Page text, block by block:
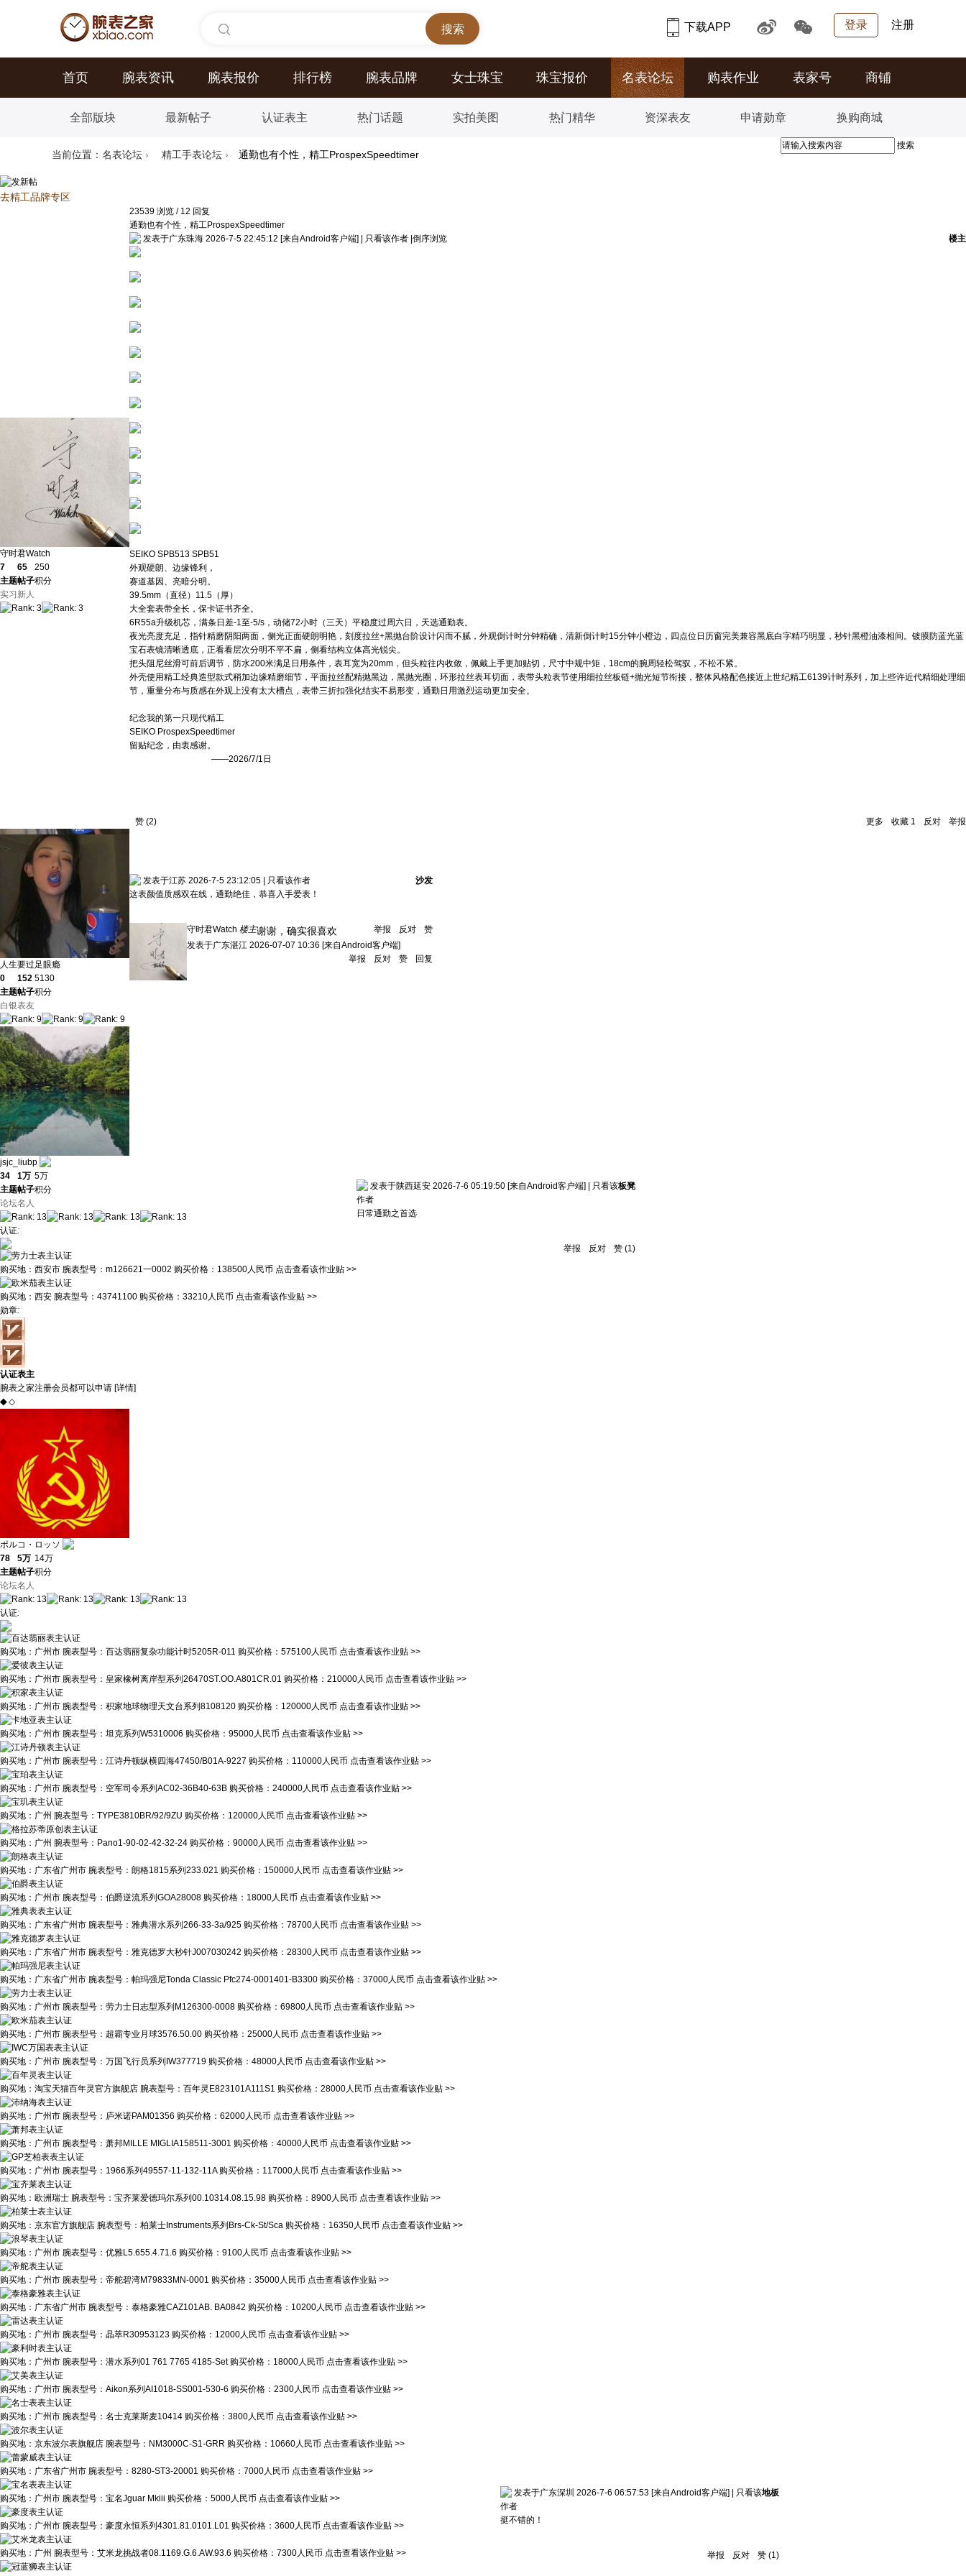
登录 注册
下载APP
首页 腕表资讯 腕表报价 排行榜 腕表品牌 女士珠宝 珠宝报价 名表论坛 购表作业 表家号 商铺
全部版块 最新帖子 认证表主 热门话题 实拍美图 热门精华 资深表友 申请勋章 换购商城
当前位置： 名表论坛 › 精工手表论坛 › 通勤也有个性，精工ProspexSpeedtimer
搜索
去精工品牌专区
守时君Watch
7
主题
65
帖子
250
积分
实习新人
23539 浏览 / 12 回复
通勤也有个性，精工ProspexSpeedtimer
楼主
发表于广东珠海 2026-7-5 22:45:12 [来自Android客户端] 只看该作者 倒序浏览
SEIKO SPB513 SPB51
​外观硬朗、边缘锋利，
赛道基因、亮暗分明。
​39.5mm（直径）11.5（厚）
大全套​表带全长，保卡证书齐全。
​6R55a升级机芯，满条日差-1至-5/s，动储72小时（三天）平稳度过周六日，天选通勤表。
夜光亮度充足，指针精磨阴阳两面，侧光正面硬朗明艳，刻度拉丝+黑抛台阶设计闪而不腻，外观倒计时分钟精确，清新倒计时15分钟小橙边，四点位日历窗完美兼容黑底白字精巧明显，秒针黑橙油漆相间。镀膜防蓝光蓝
宝石表镜清晰透底，正看看层次分明不平不扁，侧看结构立体高光锐尖。
把头阻尼丝滑可前后调节，防水200米满足日用条件，表耳宽为20mm，但头粒往内收敛，佩戴上手更加贴切，尺寸中规中矩，18cm的腕周轻松驾驭，不松不紧。
外壳使用精工经典造型款式稍加边缘精磨细节，平面拉丝配精抛黑边，黑抛光圈，环形拉丝表耳切面，表带头粒表节使用细拉丝板链+抛光短节衔接，整体风格配色接近上世纪精工6139计时系列，加上些许近代精细处理细
节，重量分布与质感在外观上没有太大槽点，表带三折扣强化结实不易形变，通勤日用激烈运动更加安全。
​纪念我的第一只现代精工
SEIKO ProspexSpeedtimer
留贴纪念，由衷感谢。
——2026/7/1日
赞 (2) 更多 收藏 1 反对 举报
人生要过足眼瘾
0
主题
152
帖子
5130
积分
白银表友
沙发
发表于江苏 2026-7-5 23:12:05
只看该作者
这表颜值质感双在线，通勤绝佳，恭喜入手爱表！
举报 反对 赞
守时君Watch 楼主谢谢，确实很喜欢
发表于广东湛江 2026-07-07 10:36 [来自Android客户端]
举报
反对 赞 回复
jsjc_liubp
34
主题
1万
帖子
5万
积分
论坛名人
认证:
购买地： 西安市 腕表型号： m126621一0002 购买价格： 138500人民币 点击查看该作业贴 >>
购买地： 西安 腕表型号： 43741100 购买价格： 33210人民币 点击查看该作业贴 >>
勋章:
认证表主
腕表之家注册会员都可以申请 [详情]
◆ ◇
板凳
发表于陕西延安 2026-7-6 05:19:50 [来自Android客户端]
只看该
作者
日常通勤之首选
举报 反对 赞 (1)
ポルコ・ロッソ
78
主题
5万
帖子
14万
积分
论坛名人
认证:
购买地： 广州市 腕表型号： 百达翡丽复杂功能计时5205R-011 购买价格： 575100人民币 点击查看该作业贴 >>
购买地： 广州市 腕表型号： 皇家橡树离岸型系列26470ST.OO.A801CR.01 购买价格： 210000人民币 点击查看该作业贴 >>
购买地： 广州市 腕表型号： 积家地球物理天文台系列8108120 购买价格： 120000人民币 点击查看该作业贴 >>
购买地： 广州市 腕表型号： 坦克系列W5310006 购买价格： 95000人民币 点击查看该作业贴 >>
购买地： 广州市 腕表型号： 江诗丹顿纵横四海47450/B01A-9227 购买价格： 110000人民币 点击查看该作业贴 >>
购买地： 广州市 腕表型号： 空军司令系列AC02-36B40-63B 购买价格： 240000人民币 点击查看该作业贴 >>
购买地： 广州 腕表型号： TYPE3810BR/92/9ZU 购买价格： 120000人民币 点击查看该作业贴 >>
购买地： 广州 腕表型号： Pano1-90-02-42-32-24 购买价格： 90000人民币 点击查看该作业贴 >>
购买地： 广东省广州市 腕表型号： 朗格1815系列233.021 购买价格： 150000人民币 点击查看该作业贴 >>
购买地： 广州市 腕表型号： 伯爵逆流系列GOA28008 购买价格： 18000人民币 点击查看该作业贴 >>
购买地： 广东省广州市 腕表型号： 雅典潜水系列266-33-3a/925 购买价格： 78700人民币 点击查看该作业贴 >>
购买地： 广东省广州市 腕表型号： 雅克德罗大秒针J007030242 购买价格： 28300人民币 点击查看该作业贴 >>
购买地： 广东省广州市 腕表型号： 帕玛强尼Tonda Classic Pfc274-0001401-B3300 购买价格： 37000人民币 点击查看该作业贴 >>
购买地： 广州市 腕表型号： 劳力士日志型系列M126300-0008 购买价格： 69800人民币 点击查看该作业贴 >>
购买地： 广州市 腕表型号： 超霸专业月球3576.50.00 购买价格： 25000人民币 点击查看该作业贴 >>
购买地： 广州市 腕表型号： 万国飞行员系列IW377719 购买价格： 48000人民币 点击查看该作业贴 >>
购买地： 淘宝天猫百年灵官方旗舰店 腕表型号： 百年灵E823101A111S1 购买价格： 28000人民币 点击查看该作业贴 >>
购买地： 广州市 腕表型号： 庐米诺PAM01356 购买价格： 62000人民币 点击查看该作业贴 >>
购买地： 广州市 腕表型号： 萧邦MILLE MIGLIA158511-3001 购买价格： 40000人民币 点击查看该作业贴 >>
购买地： 广州市 腕表型号： 1966系列49557-11-132-11A 购买价格： 117000人民币 点击查看该作业贴 >>
购买地： 欧洲瑞士 腕表型号： 宝齐莱爱德玛尔系列00.10314.08.15.98 购买价格： 8900人民币 点击查看该作业贴 >>
购买地： 京东官方旗舰店 腕表型号： 柏莱士Instruments系列Brs-Ck-St/Sca 购买价格： 16350人民币 点击查看该作业贴 >>
购买地： 广州市 腕表型号： 优雅L5.655.4.71.6 购买价格： 9100人民币 点击查看该作业贴 >>
购买地： 广州市 腕表型号： 帝舵碧湾M79833MN-0001 购买价格： 35000人民币 点击查看该作业贴 >>
购买地： 广东省广州市 腕表型号： 泰格豪雅CAZ101AB. BA0842 购买价格： 10200人民币 点击查看该作业贴 >>
购买地： 广州市 腕表型号： 晶萃R30953123 购买价格： 12000人民币 点击查看该作业贴 >>
购买地： 广州市 腕表型号： 潜水系列01 761 7765 4185-Set 购买价格： 18000人民币 点击查看该作业贴 >>
购买地： 广州市 腕表型号： Aikon系列AI1018-SS001-530-6 购买价格： 2300人民币 点击查看该作业贴 >>
购买地： 广州市 腕表型号： 名士克莱斯麦10414 购买价格： 3800人民币 点击查看该作业贴 >>
购买地： 京东波尔表旗舰店 腕表型号： NM3000C-S1-GRR 购买价格： 10660人民币 点击查看该作业贴 >>
购买地： 广东省广州市 腕表型号： 8280-ST3-20001 购买价格： 7000人民币 点击查看该作业贴 >>
购买地： 广州市 腕表型号： 宝名Jguar Mkiii 购买价格： 5000人民币 点击查看该作业贴 >>
购买地： 广州市 腕表型号： 豪度永恒系列4301.81.0101.L01 购买价格： 3600人民币 点击查看该作业贴 >>
购买地： 广州 腕表型号： 艾米龙挑战者08.1169.G.6.AW.93.6 购买价格： 7300人民币 点击查看该作业贴 >>
地板
发表于广东深圳 2026-7-6 06:57:53 [来自Android客户端]
只看该
作者
挺不错的！
举报 反对 赞 (1)